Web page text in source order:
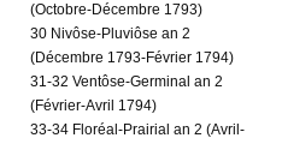
(Octobre-Décembre 1793)
30 Nivôse-Pluviôse an 2
(Décembre 1793-Février 1794)
31-32 Ventôse-Germinal an 2
(Février-Avril 1794)
33-34 Floréal-Prairial an 2 (Avril-